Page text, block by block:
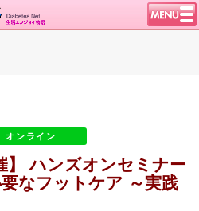
オンライン
】 ハンズオンセミナー
なフットケア ～実践